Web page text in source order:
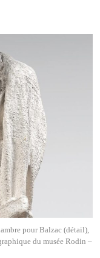
pour Balzac (détail),
du musée Rodin –